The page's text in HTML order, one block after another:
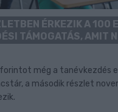
ÉRKEZIK A 100
TÁMOGATÁS, AMIT
még a tanévkezdés
a második részlet